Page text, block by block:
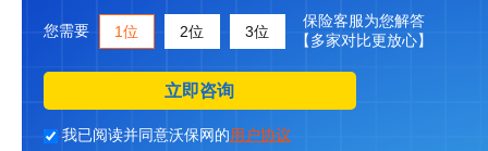
您需要 1位 2位 3位
保险客服为您解答
【多家对比更放心】
立即咨询
我已阅读并同意沃保网的用户协议